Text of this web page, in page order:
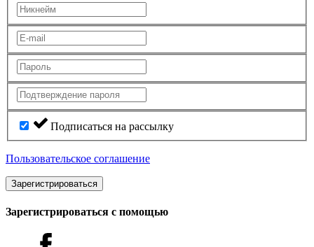
Подписаться на рассылку
Пользовательское соглашение
Зарегистрироваться
Зарегистрироваться с помощью